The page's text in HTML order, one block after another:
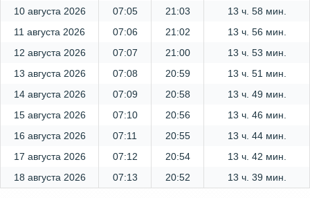
10 августа 2026
07:05 21:03
13 ч. 58 мин.
11 августа 2026
07:06 21:02
13 ч. 56 мин.
12 августа 2026
07:07 21:00
13 ч. 53 мин.
13 августа 2026
07:08 20:59
13 ч. 51 мин.
14 августа 2026
07:09 20:58
13 ч. 49 мин.
15 августа 2026
07:10 20:56
13 ч. 46 мин.
16 августа 2026
07:11 20:55
13 ч. 44 мин.
17 августа 2026
07:12 20:54
13 ч. 42 мин.
18 августа 2026
07:13 20:52 13 ч. 39 мин.